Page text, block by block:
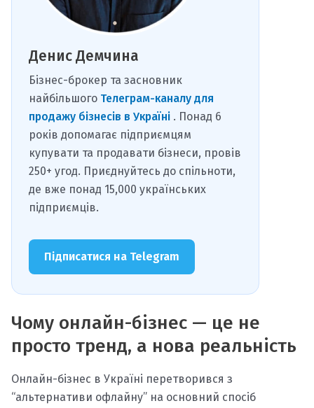
Денис Демчина
Бізнес-брокер та засновник
найбільшого Телеграм-каналу для
продажу бізнесів в Україні . Понад 6
років допомагає підприємцям
купувати та продавати бізнеси, провів
250+ угод. Приєднуйтесь до спільноти,
де вже понад 15,000 українських
підприємців.
Підписатися на Telegram
Чому онлайн-бізнес — це не
просто тренд, а нова реальність
Онлайн-бізнес в Україні перетворився з
“альтернативи офлайну” на основний спосіб